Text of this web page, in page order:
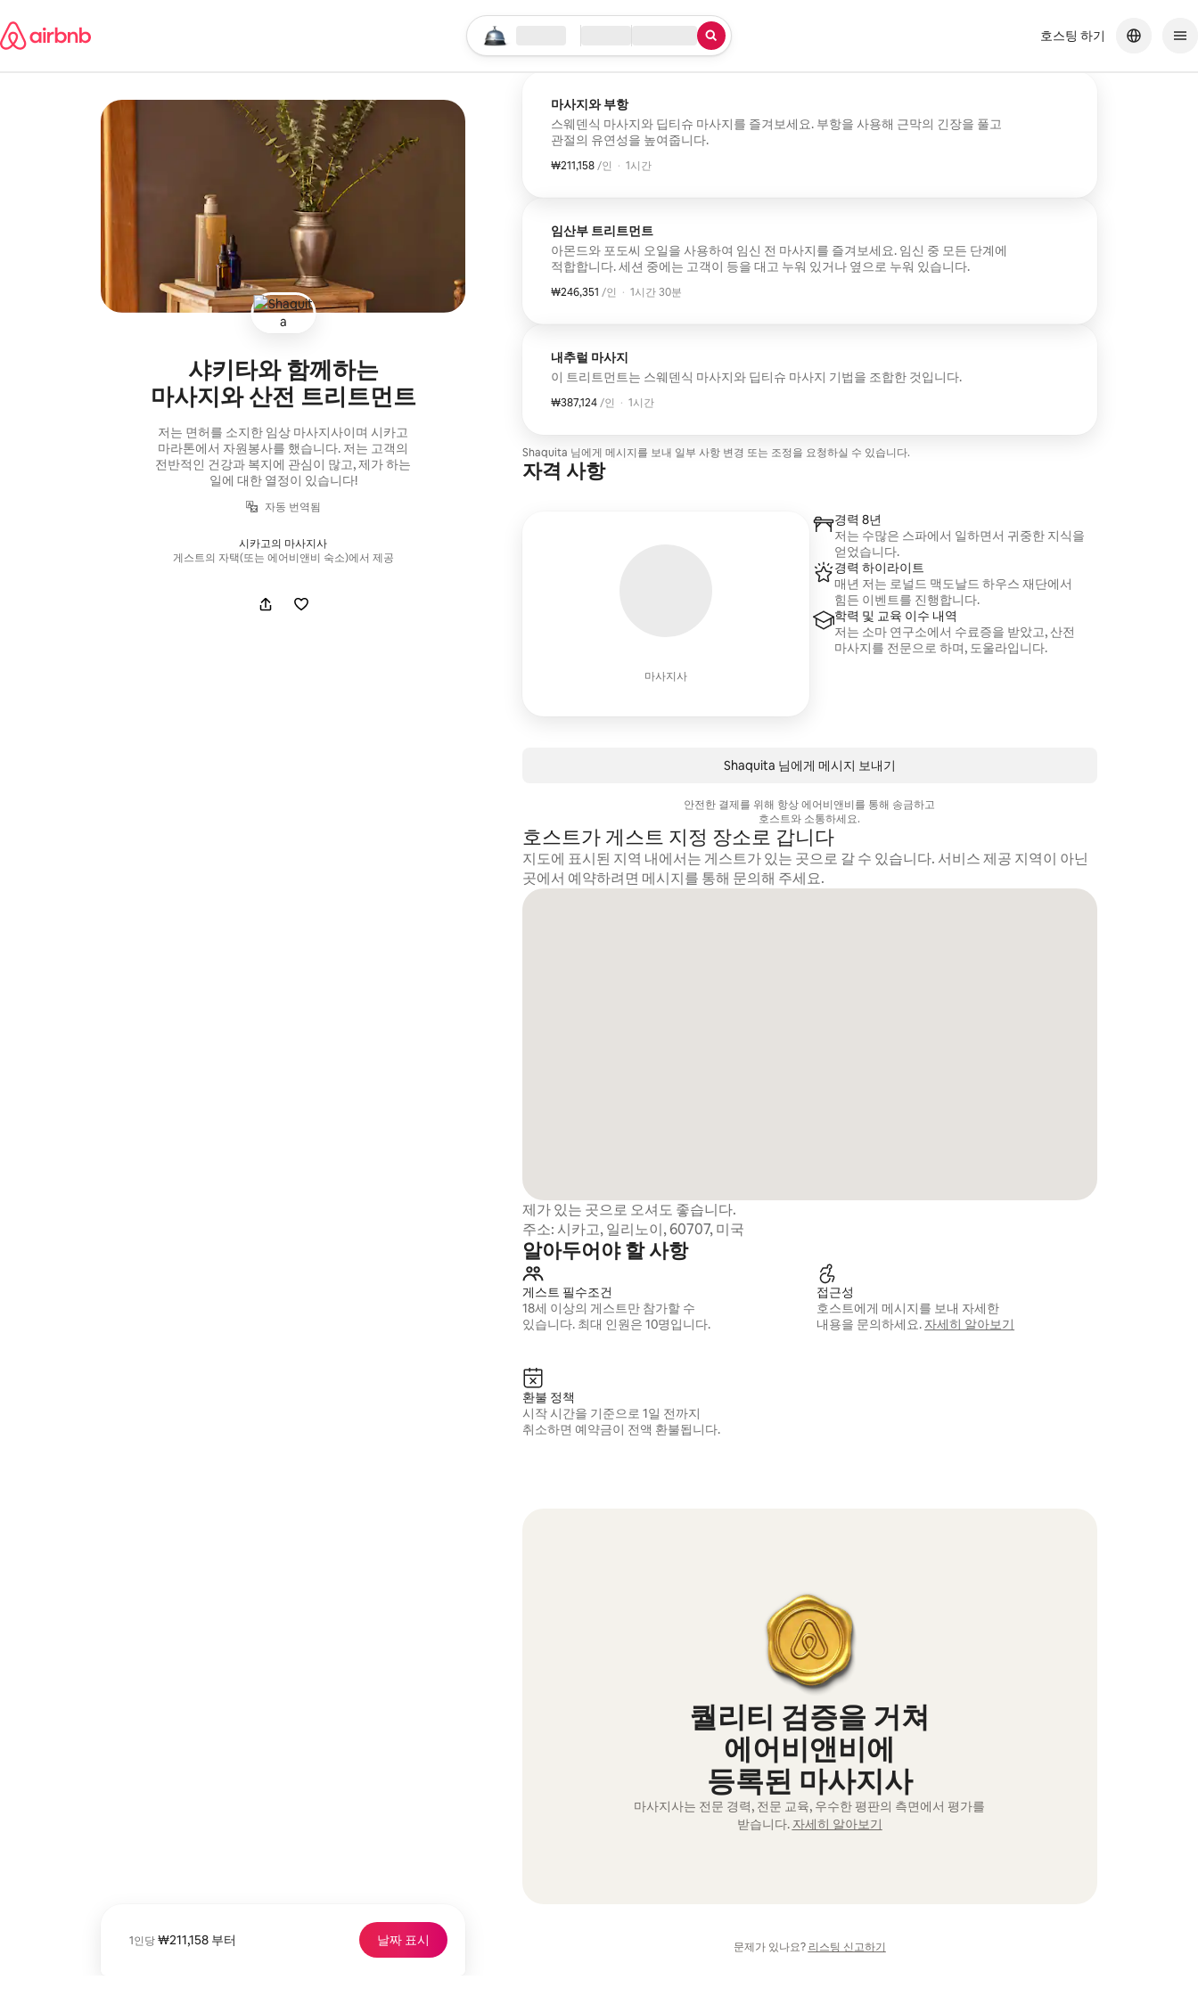
바로가기
검색 시작하기
위치 체크인/체크아웃 호스팅 하기
샤키타와 함께하는
마사지와 산전 트리트먼트
저는 면허를 소지한 임상 마사지사이며 시카고
마라톤에서 자원봉사를 했습니다. 저는 고객의
전반적인 건강과 복지에 관심이 많고, 제가 하는
일에 대한 열정이 있습니다!
자동 번역됨
시카고의 마사지사
게스트의 자택(또는 에어비앤비 숙소)에서 제공
⁠1⁠인⁠당⁠ ₩211,158 부터
1인당 최저 ₩211,158 날짜 표시
마사지와 부항
스웨덴식 마사지와 딥티슈 마사지를 즐겨보세요. 부항을 사용해 근막의 긴장을 풀고
관절의 유연성을 높여줍니다.
₩211,158 /인
1인당 ₩211,158
, · 1시간
임산부 트리트먼트
아몬드와 포도씨 오일을 사용하여 임신 전 마사지를 즐겨보세요. 임신 중 모든 단계에
적합합니다. 세션 중에는 고객이 등을 대고 누워 있거나 옆으로 누워 있습니다.
₩246,351 /인
1인당 ₩246,351
, · 1시간 30분
내추럴 마사지
이 트리트먼트는 스웨덴식 마사지와 딥티슈 마사지 기법을 조합한 것입니다.
₩387,124 /인
1인당 ₩387,124
, · 1시간
Shaquita 님에게 메시지를 보내 일부 사항 변경 또는 조정을 요청하실 수 있습니다.
자격 사항
마사지사
경력 8년
저는 수많은 스파에서 일하면서 귀중한 지식을
얻었습니다.
경력 하이라이트
매년 저는 로널드 맥도날드 하우스 재단에서
힘든 이벤트를 진행합니다.
학력 및 교육 이수 내역
저는 소마 연구소에서 수료증을 받았고, 산전
마사지를 전문으로 하며, 도울라입니다.
Shaquita 님에게 메시지 보내기
안전한 결제를 위해 항상 에어비앤비를 통해 송금하고
호스트와 소통하세요.
호스트가 게스트 지정 장소로 갑니다
지도에 표시된 지역 내에서는 게스트가 있는 곳으로 갈 수 있습니다. 서비스 제공 지역이 아닌
곳에서 예약하려면 메시지를 통해 문의해 주세요.
제가 있는 곳으로 오셔도 좋습니다.
주소: 시카고, 일리노이, 60707, 미국
알아두어야 할 사항
게스트 필수조건
18세 이상의 게스트만 참가할 수
있습니다. 최대 인원은 10명입니다.
접근성
호스트에게 메시지를 보내 자세한
내용을 문의하세요. 자세히 알아보기
환불 정책
시작 시간을 기준으로 1일 전까지
취소하면 예약금이 전액 환불됩니다.
퀄리티 검증을 거쳐
에어비앤비에
등록된 마사지사
마사지사는 전문 경력, 전문 교육, 우수한 평판의 측면에서 평가를
받습니다. 자세히 알아보기
문제가 있나요? 리스팅 신고하기